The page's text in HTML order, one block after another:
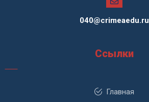
040@crimeaedu.ru
Ссылки
Главная